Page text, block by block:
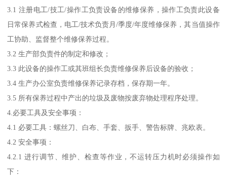
3.1 注册电工/技工/操作工负责设备的维修保养，操作工负责此设备
日常保养式检查，电工/技术负责月/季度/年度维修保养，其当值操作
工协助、监督整个维修保养过程。
3.2 生产部负责件的制定和修改；
3.3 此设备的操作工或其班组长负责维修保养后设备的验收；
3.4 生产办公室负责维修保养记录存档，保存期一年。
3.5 所有保养过程中产出的垃圾及废物按废弃物处理程序处理。
4.必要工具及安全事项：
4.1 必要工具：螺丝刀、白布、手套、扳手、警告标牌、兆欧表。
4.2 安全事项：
4.2.1 进行调节、维护、检查等作业，不运转压力机时必须操作如
下：